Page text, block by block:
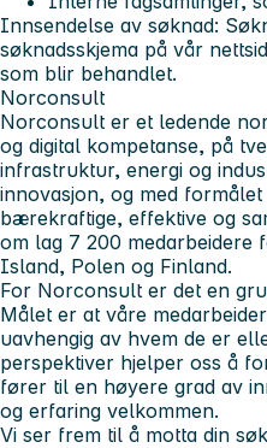
Innsendelse av søknad:
søknadsskjema på vår
som blir behandlet.
Norconsult
Norconsult er et ledende
og digital kompetanse, på
infrastruktur, energi og
innovasjon, og med
bærekraftige, effektive og
om lag 7 200 medarbeidere
Island, Polen og Finland.
For Norconsult er det en
Målet er at våre
uavhengig av hvem de er
perspektiver hjelper oss å
fører til en høyere grad av
og erfaring velkommen.
Vi ser frem til å motta din